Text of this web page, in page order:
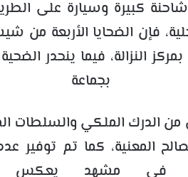
فإن الضحايا الأربعة من
النزالة، فيما ينحدر
بجماعة
الدرك الملكي والسلطات
المعنية، كما تم توفير
في مشهد يعكس